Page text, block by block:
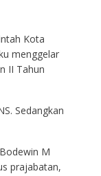
Kota
menggelar
II Tahun
Sedangkan
M
prajabatan,